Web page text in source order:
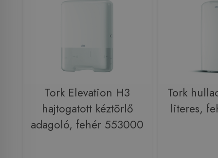
Tork Elevation H3
hajtogatott kéztörlő
adagoló, fehér 553000
Tork
literes,